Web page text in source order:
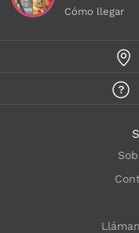
Cómo llegar